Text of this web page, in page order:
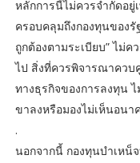
หลักการนี้ไม่ควรจำกัดอยู่
ครอบคลุมถึงกองทุนของรั
ถูกต้องตามระเบียบ” ไม่
ไป สิ่งที่ควรพิจารณาควบ
ทางธุรกิจของการลงทุน
ขาลงหรือมองไม่เห็นอนา
.
นอกจากนี้ กองทุนบำเหน็